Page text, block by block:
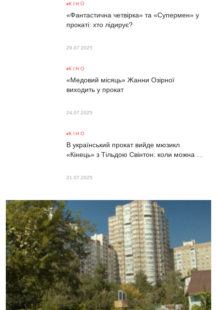
КІНО
«Фантастична четвірка» та «Супермен» у
прокаті: хто лідирує?
29.07.2025
КІНО
«Медовий місяць» Жанни Озірної
виходить у прокат
24.07.2025
КІНО
В український прокат вийде мюзикл
«Кінець» з Тільдою Свінтон: коли можна …
21.07.2025